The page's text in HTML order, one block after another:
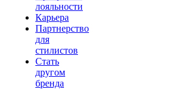
лояльности
Карьера
Партнерство
для
стилистов
Стать
другом
бренда